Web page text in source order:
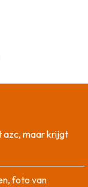
azc, maar krijgt
foto van